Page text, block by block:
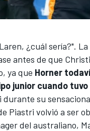
¿cuál sería?".
antes de que
ya que Horner
junior cuando
su
Piastri volvió a ser
del australiano,